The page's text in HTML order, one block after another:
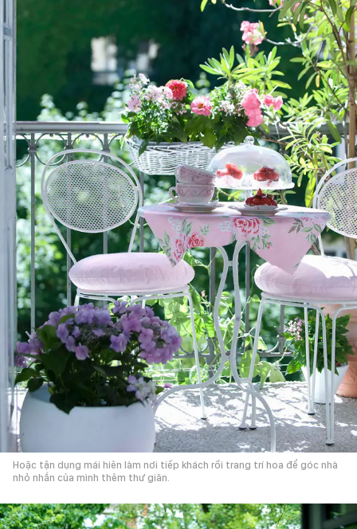
Hoặc tận dụng mái hiên làm nơi tiếp khách rồi trang trí hoa để góc nhà
nhỏ nhắn của mình thêm thư giãn.